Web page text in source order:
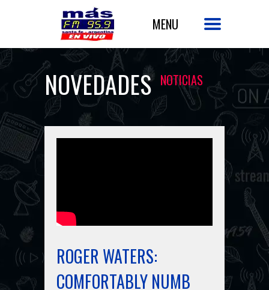
NOVEDADES NOTICIAS
ROGER WATERS:
COMFORTABLY NUMB